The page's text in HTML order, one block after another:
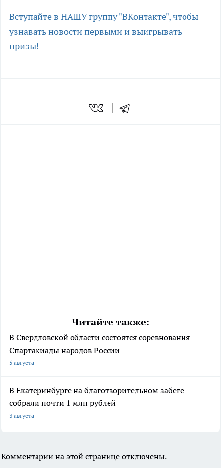
Вступайте в НАШУ группу "ВКонтакте", чтобы
узнавать новости первыми и выигрывать
призы!
Читайте также:
В Свердловской области состоятся соревнования
Спартакиады народов России
5 августа
В Екатеринбурге на благотворительном забеге
собрали почти 1 млн рублей
3 августа
Комментарии на этой странице отключены.